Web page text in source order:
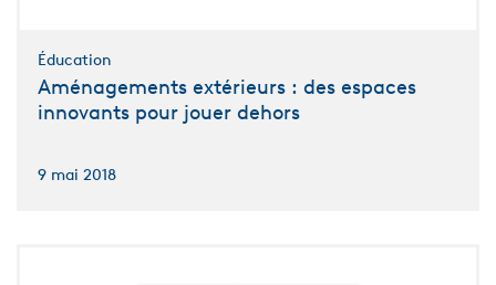
Éducation
Aménagements extérieurs : des espaces
innovants pour jouer dehors
9 mai 2018